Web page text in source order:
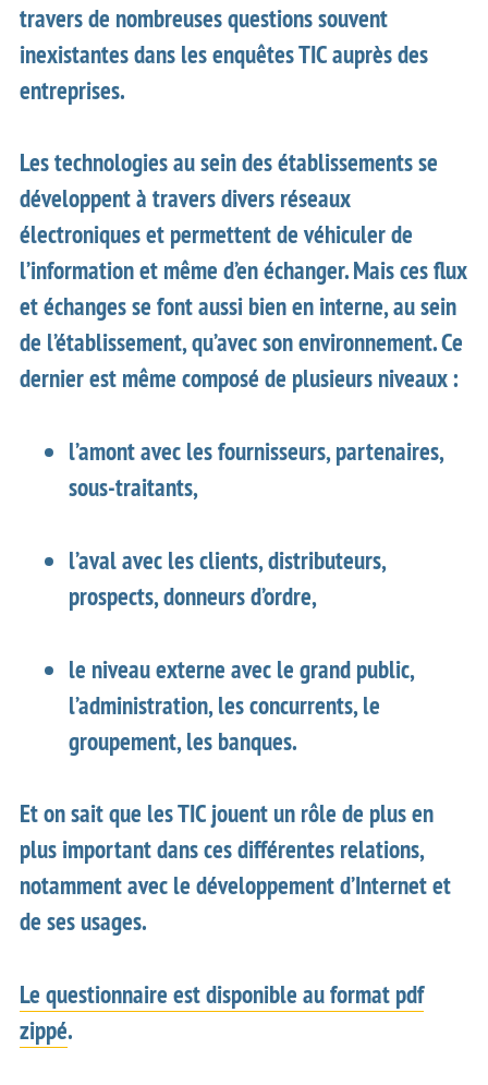
travers de nombreuses questions souvent
inexistantes dans les enquêtes TIC auprès des
entreprises.
Les technologies au sein des établissements se
développent à travers divers réseaux
électroniques et permettent de véhiculer de
l’information et même d’en échanger. Mais ces flux
et échanges se font aussi bien en interne, au sein
de l’établissement, qu’avec son environnement. Ce
dernier est même composé de plusieurs niveaux :
l’amont avec les fournisseurs, partenaires,
sous-traitants,
l’aval avec les clients, distributeurs,
prospects, donneurs d’ordre,
le niveau externe avec le grand public,
l’administration, les concurrents, le
groupement, les banques.
Et on sait que les TIC jouent un rôle de plus en
plus important dans ces différentes relations,
notamment avec le développement d’Internet et
de ses usages.
Le questionnaire est disponible au format pdf
zippé.